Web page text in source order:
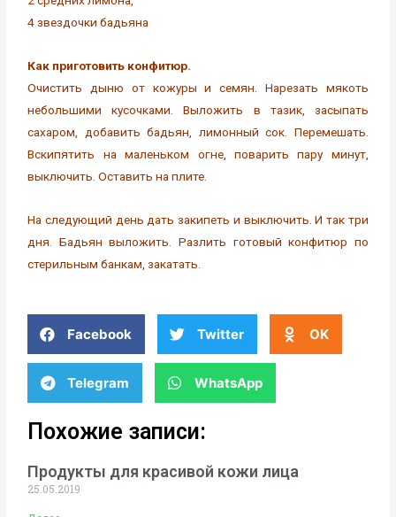
4 звездочки бадьяна
Как приготовить конфитюр.
Очистить дыню от кожуры и семян. Нарезать мякоть
небольшими кусочками. Выложить в тазик, засыпать
сахаром, добавить бадьян, лимонный сок. Перемешать.
Вскипятить на маленьком огне, поварить пару минут,
выключить. Оставить на плите.
На следующий день дать закипеть и выключить. И так три
дня. Бадьян выложить. Разлить готовый конфитюр по
стерильным банкам, закатать.
Facebook Twitter OK
Telegram WhatsApp
Похожие записи:
Продукты для красивой кожи лица
25.05.2019